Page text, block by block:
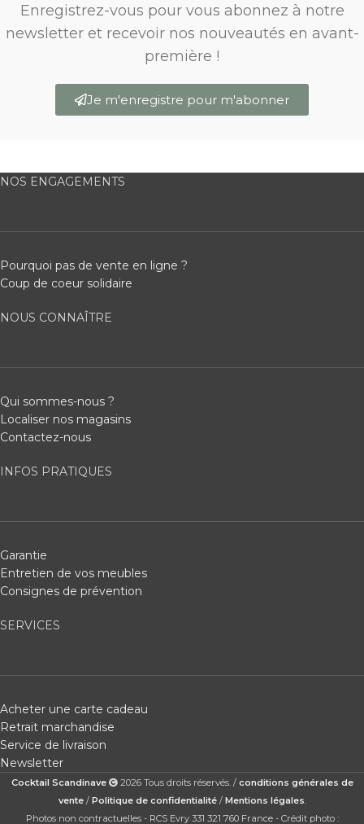
Enregistrez-vous pour vous abonnez à notre
newsletter et recevoir nos nouveautés en avant-
première !
Je m'enregistre pour m'abonner
NOS ENGAGEMENTS
Pourquoi pas de vente en ligne ?
Coup de coeur solidaire
NOUS CONNAÎTRE
Qui sommes-nous ?
Localiser nos magasins
Contactez-nous
INFOS PRATIQUES
Garantie
Entretien de vos meubles
Consignes de prévention
SERVICES
Acheter une carte cadeau
Retrait marchandise
Service de livraison
Newsletter
Cocktail Scandinave 2026 Tous droits réservés. / conditions générales de
vente/ Politique de confidentialité/ Mentions légales.
Photos non contractuelles - RCS Evry 331 321 760 France - Crédit photo :